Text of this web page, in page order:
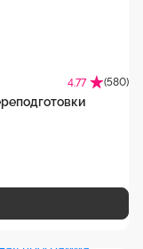
4.77 (580)